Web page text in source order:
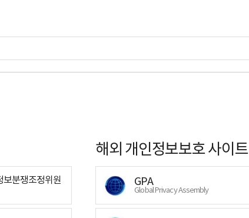
보분쟁조정위원
해외 개인정보보호 사이트
GPA
Global Privacy Assembly